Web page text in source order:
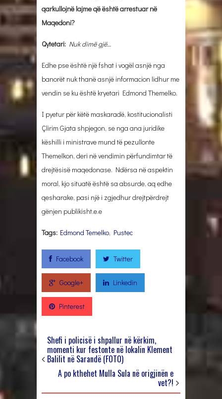
qarkullojnë lajme që është arrestuar në
Maqedoni?
Qytetari: Nuk dimë gjë…
Edhe pse është një fshat i vogël asnjë nga
banorët nuk thanë asnjë informacion lidhur me
vendin se ku është kryetari Edmond Themelko.
I pyetur për këtë maskaradë, kostitucionalisti
Çlirim Gjata shpjegon, se nga ana juridike
këshilli i ministrave mund të pezullonte
Themelkon, deri në vendimin përfundimtar të
drejtësisë maqedonase. Ndërsa në aspektin
moral, kjo situatë është sa absurde, aq edhe
qesharake, pasi një i zgjedhur drejtpërdrejt
gënjen publikisht.e.e
Tags: Edmond Temelko, Pustec
Facebook Twitter
Google+ Linkedin
Pinterest
Shefi i policisë i shpallur në kërkim,
momenti kur festonte në lokalin Klement
Balilit në Sarandë (FOTO)
A po kthehet Mulla Sula në origjinën e
vet?!